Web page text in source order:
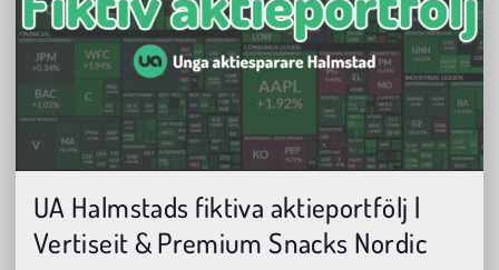
UA Halmstads fiktiva aktieportfölj |
Vertiseit & Premium Snacks Nordic